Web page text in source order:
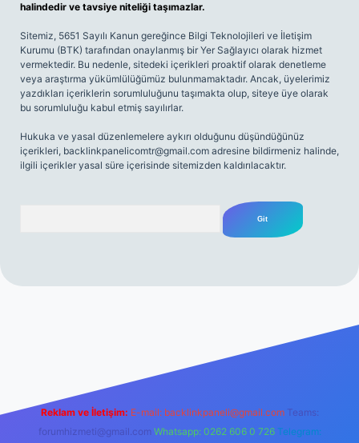
halindedir ve tavsiye niteliği taşımazlar.
Sitemiz, 5651 Sayılı Kanun gereğince Bilgi Teknolojileri ve İletişim
Kurumu (BTK) tarafından onaylanmış bir Yer Sağlayıcı olarak hizmet
vermektedir. Bu nedenle, sitedeki içerikleri proaktif olarak denetleme
veya araştırma yükümlülüğümüz bulunmamaktadır. Ancak, üyelerimiz
yazdıkları içeriklerin sorumluluğunu taşımakta olup, siteye üye olarak
bu sorumluluğu kabul etmiş sayılırlar.
Hukuka ve yasal düzenlemelere aykırı olduğunu düşündüğünüz
içerikleri, backlinkpanelicomtr@gmail.com adresine bildirmeniz halinde,
ilgili içerikler yasal süre içerisinde sitemizden kaldırılacaktır.
Reklam ve İletişim: E-mail: backlinkpaneli@gmail.com Teams:
forumhizmeti@gmail.com Whatsapp: 0262 606 0 726 Telegram: